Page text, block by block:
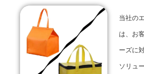
当社の
は、お
ーズに
ソリュ